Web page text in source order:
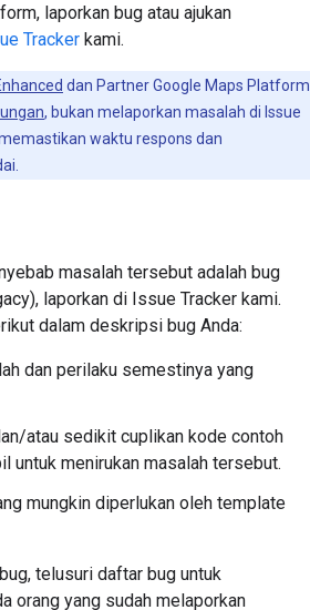
laporkan bug atau ajukan
Tracker kami.
dan Partner Google Maps Platform
, bukan melaporkan masalah di Issue
waktu respons dan
masalah tersebut adalah bug
laporkan di Issue Tracker kami.
dalam deskripsi bug Anda:
dan perilaku semestinya yang
atau sedikit cuplikan kode contoh
untuk menirukan masalah tersebut.
mungkin diperlukan oleh template
telusuri daftar bug untuk
orang yang sudah melaporkan